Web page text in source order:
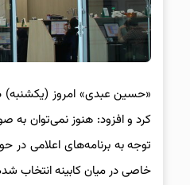
«حسین عبدی» امروز (یکشنبه)
کرد و افزود: هنوز نمی‌توان به
توجه به برنامه‌های اعلامی در
خاصی در میان کابینه انتخاب